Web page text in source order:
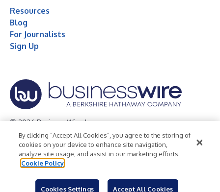
Resources
Blog
For Journalists
Sign Up
© 2026 Business Wire, Inc.
Privacy Policy Cookie Policy
Accessibility Statement
Terms of Use
Legal
By clicking “Accept All Cookies”, you agree to the storing of
cookies on your device to enhance site navigation,
analyze site usage, and assist in our marketing efforts.
Cookie Policy
Cookies Settings Accept All Cookies